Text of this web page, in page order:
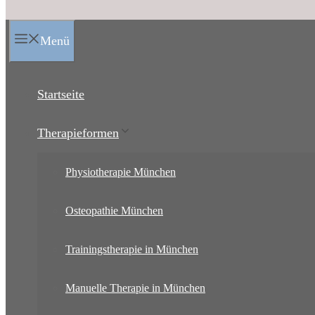
Menü
Startseite
Therapieformen
Physiotherapie München
Osteopathie München
Trainingstherapie in München
Manuelle Therapie in München